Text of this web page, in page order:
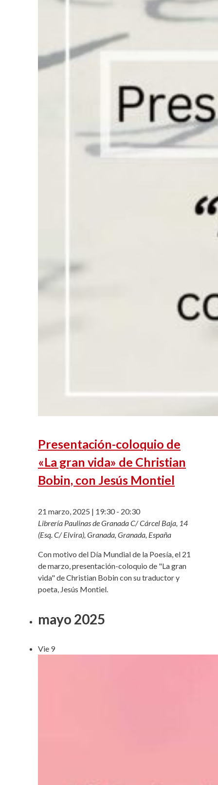
Presentación-coloquio de
«La gran vida» de Christian
Bobin, con Jesús Montiel
21 marzo, 2025 | 19:30- 20:30
Librería Paulinas de GranadaC/ Cárcel Baja, 14
(Esq. C/ Elvira), Granada, Granada, España
Con motivo del Día Mundial de la Poesía, el 21
de marzo, presentación-coloquio de "La gran
vida" de Christian Bobin con su traductor y
poeta, Jesús Montiel.
mayo 2025
Vie 9